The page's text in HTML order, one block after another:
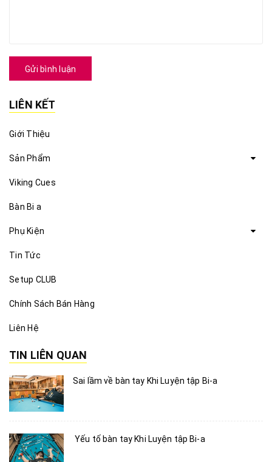
Gửi bình luận
LIÊN KẾT
Giới Thiệu
Sản Phẩm
Viking Cues
Bàn Bi a
Phụ Kiện
Tin Tức
Setup CLUB
Chính Sách Bán Hàng
Liên Hệ
TIN LIÊN QUAN
Sai lầm về bàn tay Khi Luyện tập Bi-a
Yếu tố bàn tay Khi Luyện tập Bi-a